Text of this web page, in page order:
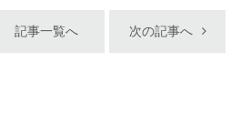
記事一覧へ 次の記事へ